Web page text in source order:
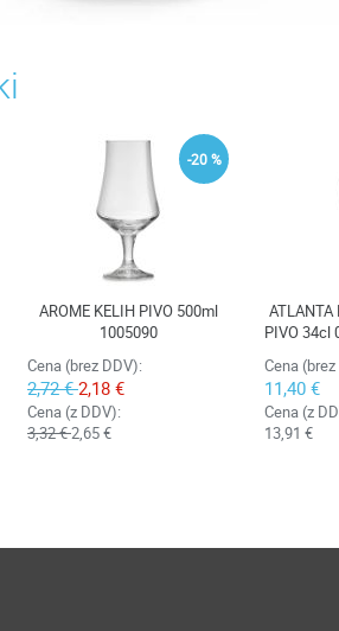
-20 %
AROME KELIH PIVO 500ml
1005090
Cena (brez DDV):
2,72 €2,18 €
Cena (z DDV):
3,32 €2,65 €
ATLANTA
PIVO 34cl
Cena
11,40 €
Cena (z
13,91 €